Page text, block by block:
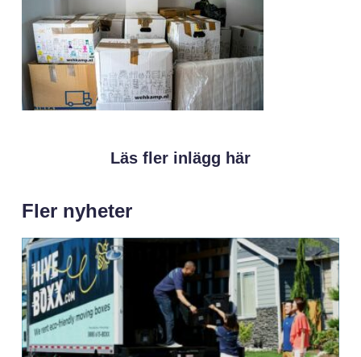
Läs fler inlägg här
Fler nyheter